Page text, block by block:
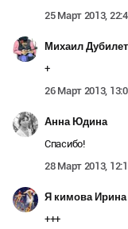
25 Март 2013,
Михаил Дубилет
+
26 Март 2013,
Анна Юдина
Спасибо!
28 Март 2013,
Я кимова
+++